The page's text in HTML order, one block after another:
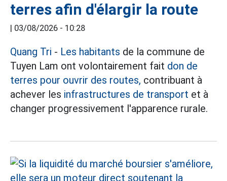
terres afin d'élargir la route
| 03/08/2026 - 10:28
Quang Tri - Les habitants de la commune de
Tuyen Lam ont volontairement fait don de
terres pour ouvrir des routes, contribuant à
achever les infrastructures de transport et à
changer progressivement l'apparence rurale.